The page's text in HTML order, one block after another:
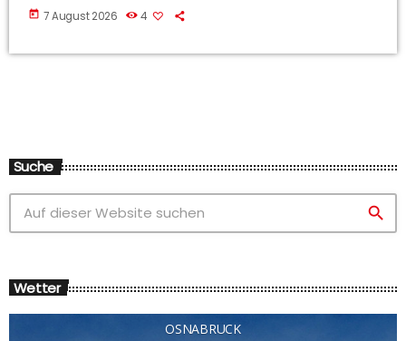
today 7 August 2026 4
Suche
search
Wetter
OSNABRÜCK